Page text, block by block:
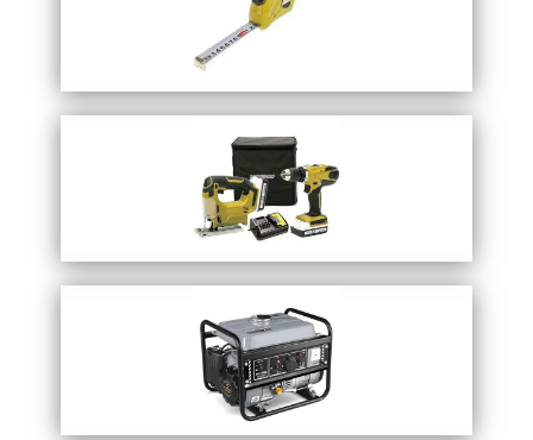
Запросить прайс
измерительно-разметочный
Перейти в каталог
Запросить прайс
Электроинструменты
Перейти в каталог
Запросить прайс